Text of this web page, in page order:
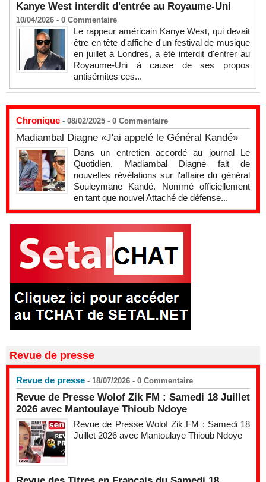
Kanye West interdit d'entrée au Royaume-Uni
10/04/2026 - 0 Commentaire
Le rappeur américain Kanye West, qui devait
être en tête d'affiche d'un festival de musique
en juillet à Londres, a été interdit d'entrer au
Royaume-Uni à cause de ses propos
antisémites ces...
Chronique - 08/02/2025 - 0 Commentaire
Madiambal Diagne «J'ai appelé le Général Kandé»
Dans un entretien accordé au journal Le
Quotidien, Madiambal Diagne fait de
nouvelles révélations sur l'affaire du général
Souleymane Kandé. Nommé officiellement
en tant que nouvel Attaché de défense...
Revue de presse
Revue de presse - 18/07/2026 - 0 Commentaire
Revue de Presse Wolof Zik FM : Samedi 18 Juillet
2026 avec Mantoulaye Thioub Ndoye
Revue de Presse Wolof Zik FM : Samedi 18
Juillet 2026 avec Mantoulaye Thioub Ndoye